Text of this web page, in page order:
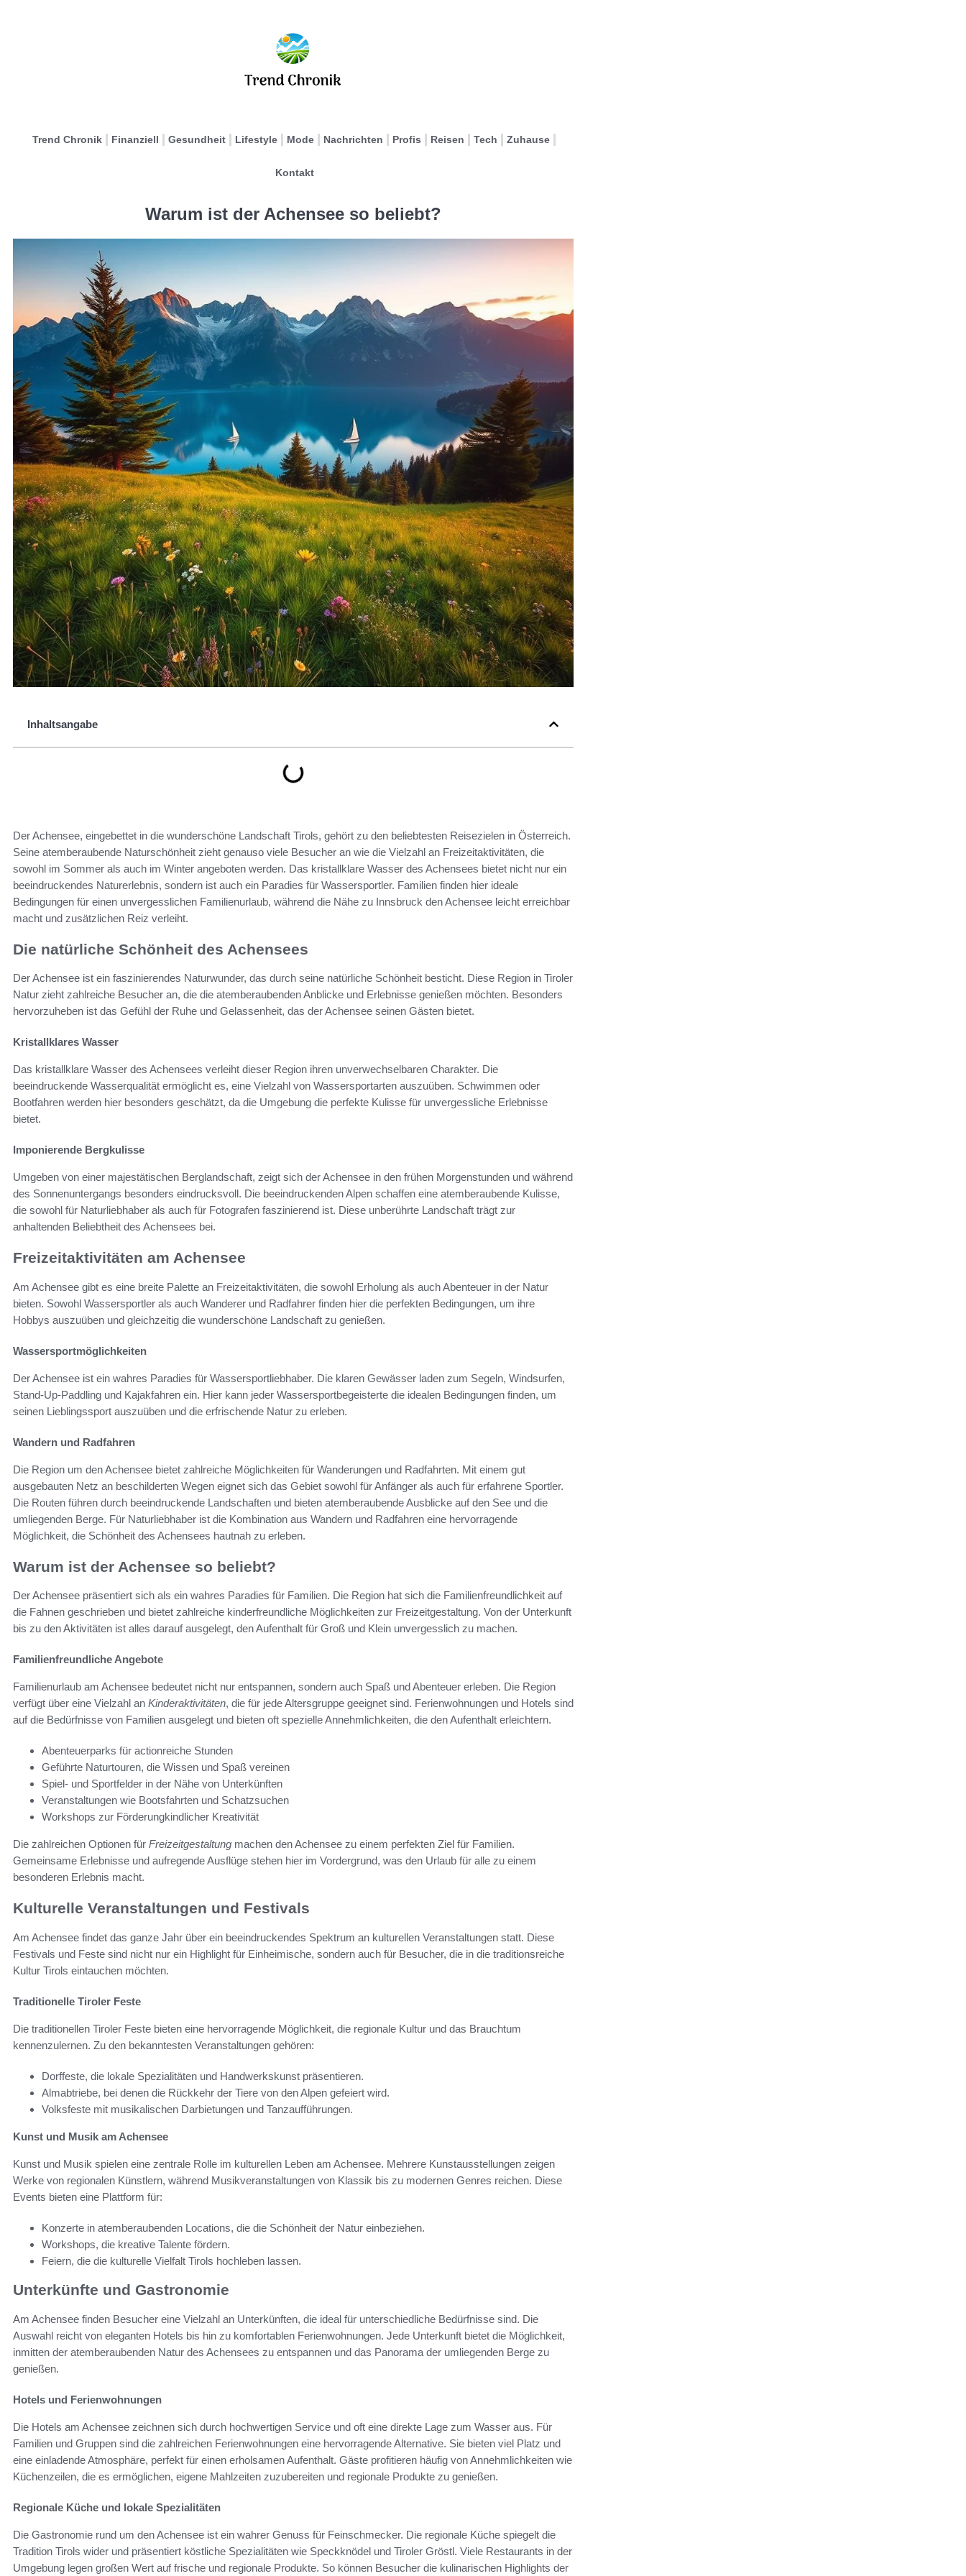
Trend Chronik Finanziell Gesundheit Lifestyle Mode Nachrichten Profis Reisen Tech Zuhause
Kontakt
Warum ist der Achensee so beliebt?
Inhaltsangabe
Der Achensee, eingebettet in die wunderschöne Landschaft Tirols, gehört zu den beliebtesten Reisezielen in Österreich.
Seine atemberaubende Naturschönheit zieht genauso viele Besucher an wie die Vielzahl an Freizeitaktivitäten, die
sowohl im Sommer als auch im Winter angeboten werden. Das kristallklare Wasser des Achensees bietet nicht nur ein
beeindruckendes Naturerlebnis, sondern ist auch ein Paradies für Wassersportler. Familien finden hier ideale
Bedingungen für einen unvergesslichen Familienurlaub, während die Nähe zu Innsbruck den Achensee leicht erreichbar
macht und zusätzlichen Reiz verleiht.
Die natürliche Schönheit des Achensees
Der Achensee ist ein faszinierendes Naturwunder, das durch seine natürliche Schönheit besticht. Diese Region in Tiroler
Natur zieht zahlreiche Besucher an, die die atemberaubenden Anblicke und Erlebnisse genießen möchten. Besonders
hervorzuheben ist das Gefühl der Ruhe und Gelassenheit, das der Achensee seinen Gästen bietet.
Kristallklares Wasser
Das kristallklare Wasser des Achensees verleiht dieser Region ihren unverwechselbaren Charakter. Die
beeindruckende Wasserqualität ermöglicht es, eine Vielzahl von Wassersportarten auszuüben. Schwimmen oder
Bootfahren werden hier besonders geschätzt, da die Umgebung die perfekte Kulisse für unvergessliche Erlebnisse
bietet.
Imponierende Bergkulisse
Umgeben von einer majestätischen Berglandschaft, zeigt sich der Achensee in den frühen Morgenstunden und während
des Sonnenuntergangs besonders eindrucksvoll. Die beeindruckenden Alpen schaffen eine atemberaubende Kulisse,
die sowohl für Naturliebhaber als auch für Fotografen faszinierend ist. Diese unberührte Landschaft trägt zur
anhaltenden Beliebtheit des Achensees bei.
Freizeitaktivitäten am Achensee
Am Achensee gibt es eine breite Palette an Freizeitaktivitäten, die sowohl Erholung als auch Abenteuer in der Natur
bieten. Sowohl Wassersportler als auch Wanderer und Radfahrer finden hier die perfekten Bedingungen, um ihre
Hobbys auszuüben und gleichzeitig die wunderschöne Landschaft zu genießen.
Wassersportmöglichkeiten
Der Achensee ist ein wahres Paradies für Wassersportliebhaber. Die klaren Gewässer laden zum Segeln, Windsurfen,
Stand-Up-Paddling und Kajakfahren ein. Hier kann jeder Wassersportbegeisterte die idealen Bedingungen finden, um
seinen Lieblingssport auszuüben und die erfrischende Natur zu erleben.
Wandern und Radfahren
Die Region um den Achensee bietet zahlreiche Möglichkeiten für Wanderungen und Radfahrten. Mit einem gut
ausgebauten Netz an beschilderten Wegen eignet sich das Gebiet sowohl für Anfänger als auch für erfahrene Sportler.
Die Routen führen durch beeindruckende Landschaften und bieten atemberaubende Ausblicke auf den See und die
umliegenden Berge. Für Naturliebhaber ist die Kombination aus Wandern und Radfahren eine hervorragende
Möglichkeit, die Schönheit des Achensees hautnah zu erleben.
Warum ist der Achensee so beliebt?
Der Achensee präsentiert sich als ein wahres Paradies für Familien. Die Region hat sich die Familienfreundlichkeit auf
die Fahnen geschrieben und bietet zahlreiche kinderfreundliche Möglichkeiten zur Freizeitgestaltung. Von der Unterkunft
bis zu den Aktivitäten ist alles darauf ausgelegt, den Aufenthalt für Groß und Klein unvergesslich zu machen.
Familienfreundliche Angebote
Familienurlaub am Achensee bedeutet nicht nur entspannen, sondern auch Spaß und Abenteuer erleben. Die Region
verfügt über eine Vielzahl an Kinderaktivitäten, die für jede Altersgruppe geeignet sind. Ferienwohnungen und Hotels sind
auf die Bedürfnisse von Familien ausgelegt und bieten oft spezielle Annehmlichkeiten, die den Aufenthalt erleichtern.
Abenteuerparks für actionreiche Stunden
Geführte Naturtouren, die Wissen und Spaß vereinen
Spiel- und Sportfelder in der Nähe von Unterkünften
Veranstaltungen wie Bootsfahrten und Schatzsuchen
Workshops zur Förderungkindlicher Kreativität
Die zahlreichen Optionen für Freizeitgestaltung machen den Achensee zu einem perfekten Ziel für Familien.
Gemeinsame Erlebnisse und aufregende Ausflüge stehen hier im Vordergrund, was den Urlaub für alle zu einem
besonderen Erlebnis macht.
Kulturelle Veranstaltungen und Festivals
Am Achensee findet das ganze Jahr über ein beeindruckendes Spektrum an kulturellen Veranstaltungen statt. Diese
Festivals und Feste sind nicht nur ein Highlight für Einheimische, sondern auch für Besucher, die in die traditionsreiche
Kultur Tirols eintauchen möchten.
Traditionelle Tiroler Feste
Die traditionellen Tiroler Feste bieten eine hervorragende Möglichkeit, die regionale Kultur und das Brauchtum
kennenzulernen. Zu den bekanntesten Veranstaltungen gehören:
Dorffeste, die lokale Spezialitäten und Handwerkskunst präsentieren.
Almabtriebe, bei denen die Rückkehr der Tiere von den Alpen gefeiert wird.
Volksfeste mit musikalischen Darbietungen und Tanzaufführungen.
Kunst und Musik am Achensee
Kunst und Musik spielen eine zentrale Rolle im kulturellen Leben am Achensee. Mehrere Kunstausstellungen zeigen
Werke von regionalen Künstlern, während Musikveranstaltungen von Klassik bis zu modernen Genres reichen. Diese
Events bieten eine Plattform für:
Konzerte in atemberaubenden Locations, die die Schönheit der Natur einbeziehen.
Workshops, die kreative Talente fördern.
Feiern, die die kulturelle Vielfalt Tirols hochleben lassen.
Unterkünfte und Gastronomie
Am Achensee finden Besucher eine Vielzahl an Unterkünften, die ideal für unterschiedliche Bedürfnisse sind. Die
Auswahl reicht von eleganten Hotels bis hin zu komfortablen Ferienwohnungen. Jede Unterkunft bietet die Möglichkeit,
inmitten der atemberaubenden Natur des Achensees zu entspannen und das Panorama der umliegenden Berge zu
genießen.
Hotels und Ferienwohnungen
Die Hotels am Achensee zeichnen sich durch hochwertigen Service und oft eine direkte Lage zum Wasser aus. Für
Familien und Gruppen sind die zahlreichen Ferienwohnungen eine hervorragende Alternative. Sie bieten viel Platz und
eine einladende Atmosphäre, perfekt für einen erholsamen Aufenthalt. Gäste profitieren häufig von Annehmlichkeiten wie
Küchenzeilen, die es ermöglichen, eigene Mahlzeiten zuzubereiten und regionale Produkte zu genießen.
Regionale Küche und lokale Spezialitäten
Die Gastronomie rund um den Achensee ist ein wahrer Genuss für Feinschmecker. Die regionale Küche spiegelt die
Tradition Tirols wider und präsentiert köstliche Spezialitäten wie Speckknödel und Tiroler Gröstl. Viele Restaurants in der
Umgebung legen großen Wert auf frische und regionale Produkte. So können Besucher die kulinarischen Highlights der